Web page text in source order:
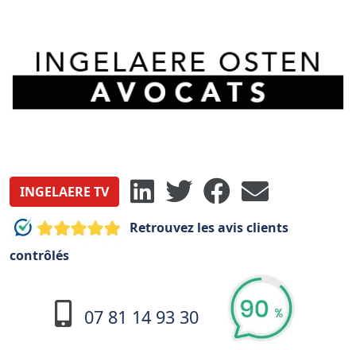
INGELAERE TV
Retrouvez les avis clients
contrôlés
07 81 14 93 30